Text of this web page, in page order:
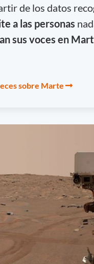
de los datos
a las personas
sus voces en
sobre Marte